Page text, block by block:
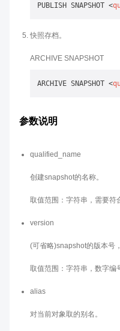
PUBLISH SNAPSHOT <
快照存档。
ARCHIVE SNAPSHOT
ARCHIVE SNAPSHOT <
参数说明
qualified_name
创建snapshot的名称。
取值范围：字符串，需要符
version
(可省略)snapshot的版本号
取值范围：字符串，数字编
alias
对当前对象取的别名。